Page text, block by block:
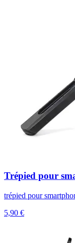
Trépied pour
trépied pour
5,90 €